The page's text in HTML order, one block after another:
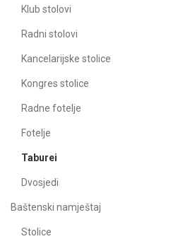
Klub stolovi
Radni stolovi
Kancelarijske stolice
Kongres stolice
Radne fotelje
Fotelje
Taburei
Dvosjedi
Baštenski namještaj
Stolice